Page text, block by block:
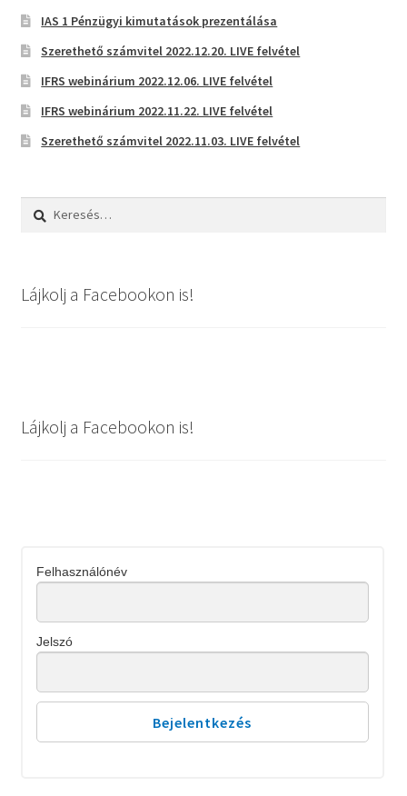
IAS 1 Pénzügyi kimutatások prezentálása
Szerethető számvitel 2022.12.20. LIVE felvétel
IFRS webinárium 2022.12.06. LIVE felvétel
IFRS webinárium 2022.11.22. LIVE felvétel
Szerethető számvitel 2022.11.03. LIVE felvétel
Keresés:
Lájkolj a Facebookon is!
Lájkolj a Facebookon is!
Felhasználónév
Jelszó